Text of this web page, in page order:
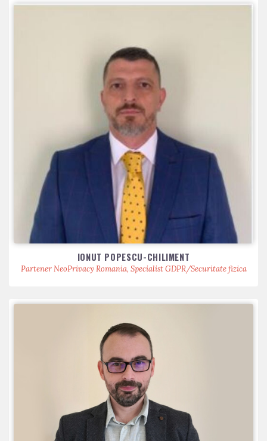
IONUT POPESCU-CHILIMENT
Partener NeoPrivacy Romania, Specialist GDPR/Securitate fizica